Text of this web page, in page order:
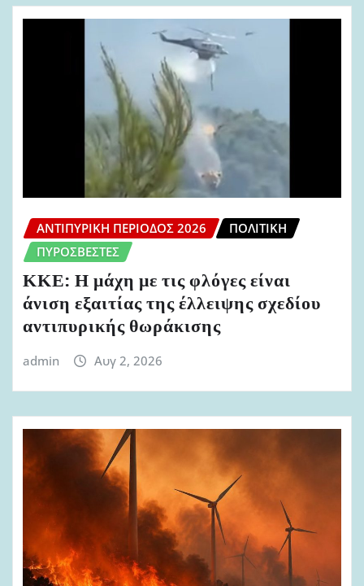
ΑΝΤΙΠΥΡΙΚΉ ΠΕΡΊΟΔΟΣ 2026
ΠΟΛΙΤΙΚΉ
ΠΥΡΟΣΒΈΣΤΕΣ
ΚΚΕ: Η μάχη με τις φλόγες είναι
άνιση εξαιτίας της έλλειψης σχεδίου
αντιπυρικής θωράκισης
admin Αυγ 2, 2026